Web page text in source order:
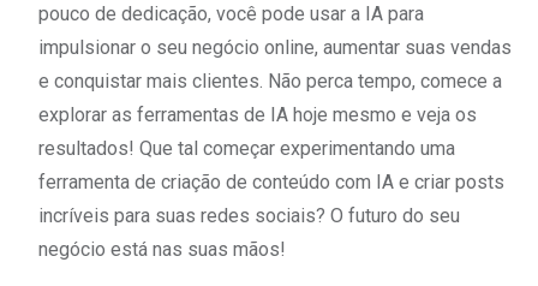
pouco de dedicação, você pode usar a IA para
impulsionar o seu negócio online, aumentar suas vendas
e conquistar mais clientes. Não perca tempo, comece a
explorar as ferramentas de IA hoje mesmo e veja os
resultados! Que tal começar experimentando uma
ferramenta de criação de conteúdo com IA e criar posts
incríveis para suas redes sociais? O futuro do seu
negócio está nas suas mãos!